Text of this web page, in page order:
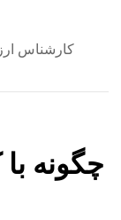
کارشناس
چگونه